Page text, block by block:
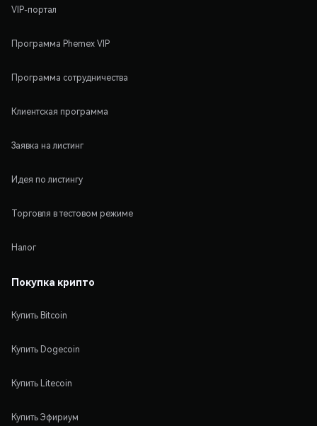
VIP-портал
Программа Phemex VIP
Программа сотрудничества
Клиентская программа
Заявка на листинг
Идея по листингу
Торговля в тестовом режиме
Налог
Покупка крипто
Купить Bitcoin
Купить Dogecoin
Купить Litecoin
Купить Эфириум